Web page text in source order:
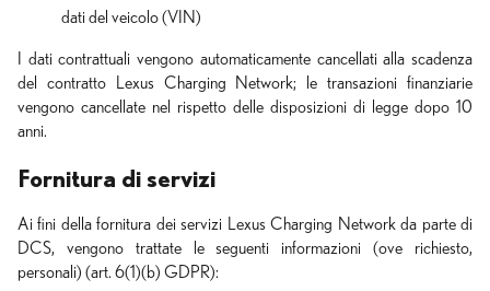
dati del veicolo (VIN)
I dati contrattuali vengono automaticamente cancellati alla scadenza
del contratto Lexus Charging Network; le transazioni finanziarie
vengono cancellate nel rispetto delle disposizioni di legge dopo 10
anni.
Fornitura di servizi
Ai fini della fornitura dei servizi Lexus Charging Network da parte di
DCS, vengono trattate le seguenti informazioni (ove richiesto,
personali) (art. 6(1)(b) GDPR):